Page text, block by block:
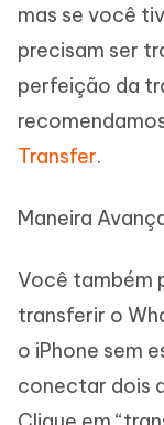
mas se você
precisam ser
perfeição da
Transfer.
Maneira
Você também
transferir o
o iPhone sem
conectar dois